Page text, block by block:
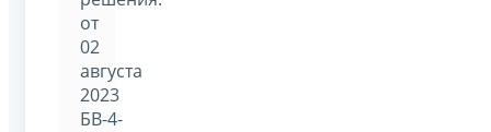
от
02
августа
2023
БВ-4-